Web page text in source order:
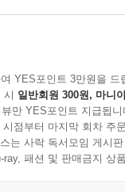
의 붕괴
산 폭등의 역설
벼락거지의 탄생
한다 - 상속 격차의 폭
녀에게 전가된다
괴의 자기강화 악순환
삶의 선택지가 갈
며, 대한민국의 지
가』는 묻는다. 청년
하는 사회는 결국
고음이다. 이 책은
YES포인트 3만원을 드
시 일반회원 300원, 마니
만 YES포인트 지급됩니
점부터 마지막 회차 주
는 사락 독서모임 게시
ray, 패션 및 판매금지 상